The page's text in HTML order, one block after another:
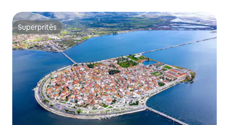
Superpritës
Superpritës